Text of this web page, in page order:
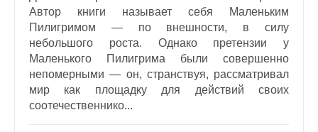
Автор книги называет себя Маленьким
Пилигримом — по внешности, в силу
небольшого роста. Однако претензии у
Маленького Пилигрима были совершенно
непомерными — он, странствуя, рассматривал
мир как площадку для действий своих
соотечественнико...